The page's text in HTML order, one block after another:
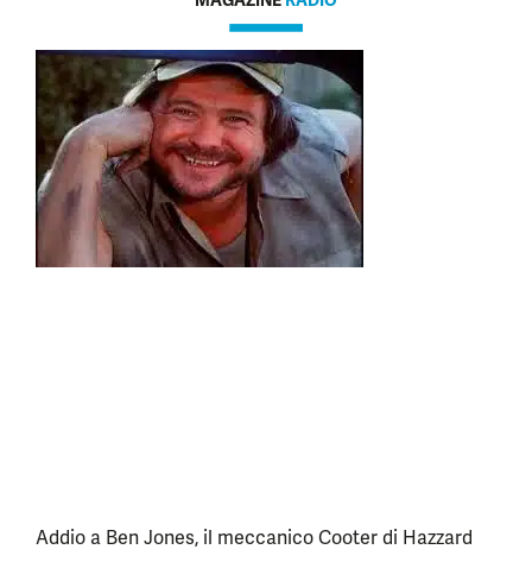
Addio a Ben Jones, il meccanico Cooter di Hazzard